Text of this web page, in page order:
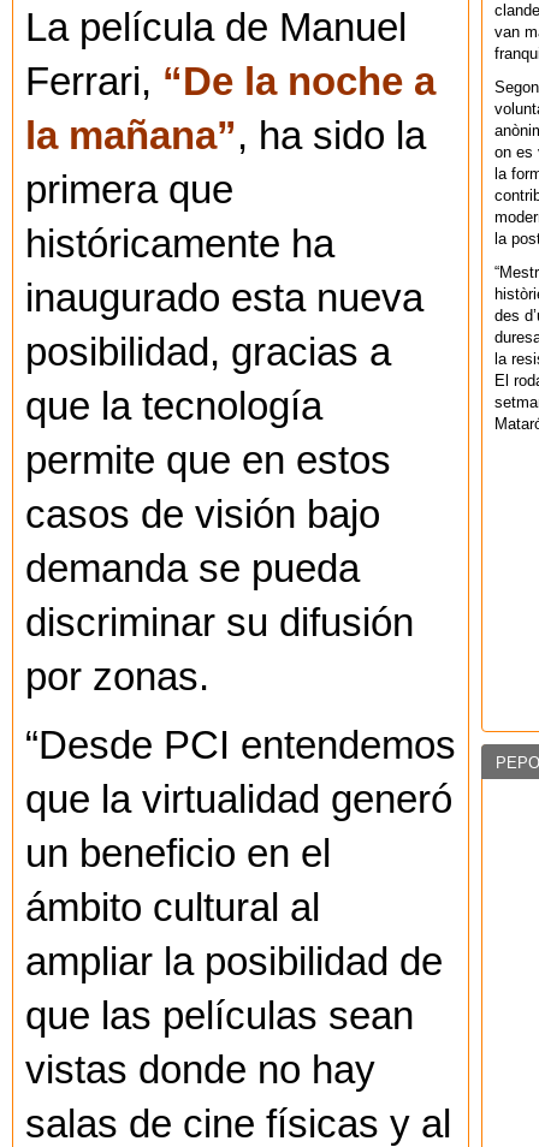
La película de Manuel
Ferrari, “De la noche a
la mañana”, ha sido la
primera que
históricamente ha
inaugurado esta nueva
posibilidad, gracias a
que la tecnología
permite que en estos
casos de visión bajo
demanda se pueda
discriminar su difusión
por zonas.
“Desde PCI entendemos
que la virtualidad generó
un beneficio en el
ámbito cultural al
ampliar la posibilidad de
que las películas sean
vistas donde no hay
salas de cine físicas y al
van
on es
la
la
des
la
El